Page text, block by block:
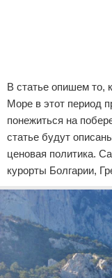
В статье опишем то,
Море в этот период
понежиться на
статье будут
ценовая политика.
курорты Болгарии,